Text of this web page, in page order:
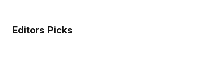
Editors Picks